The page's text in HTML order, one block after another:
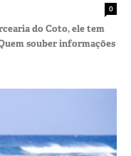
0
do Coto, ele tem
souber informações